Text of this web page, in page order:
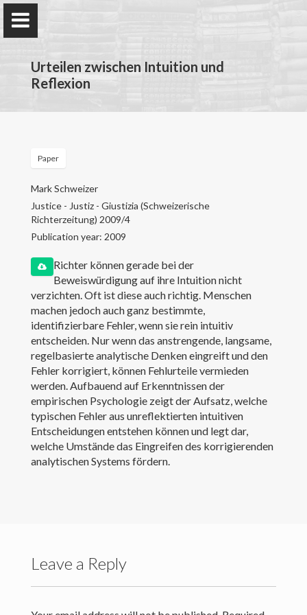
Home
Forschung
Lehre
Publikationen
Kontakt
Urteilen zwischen Intuition und
Reflexion
Paper
Mark Schweizer
Justice - Justiz - Giustizia (Schweizerische
Richterzeitung) 2009/4
Publication year: 2009
Richter können gerade bei der
Beweiswürdigung auf ihre Intuition nicht
verzichten. Oft ist diese auch richtig. Menschen
machen jedoch auch ganz bestimmte,
identifizierbare Fehler, wenn sie rein intuitiv
entscheiden. Nur wenn das anstrengende, langsame,
regelbasierte analytische Denken eingreift und den
Fehler korrigiert, können Fehlurteile vermieden
werden. Aufbauend auf Erkenntnissen der
empirischen Psychologie zeigt der Aufsatz, welche
typischen Fehler aus unreflektierten intuitiven
Entscheidungen entstehen können und legt dar,
welche Umstände das Eingreifen des korrigierenden
analytischen Systems fördern.
Leave a Reply